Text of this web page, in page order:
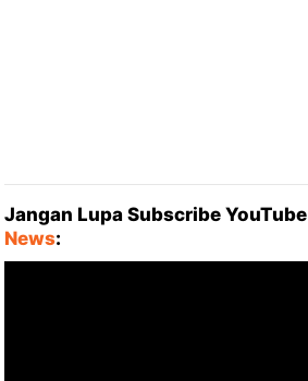
Jangan Lupa Subscribe YouTube
News: